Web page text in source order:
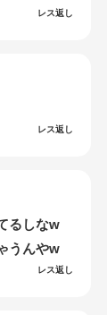
レス返し
レス返し
るしなw
うんやw
レス返し